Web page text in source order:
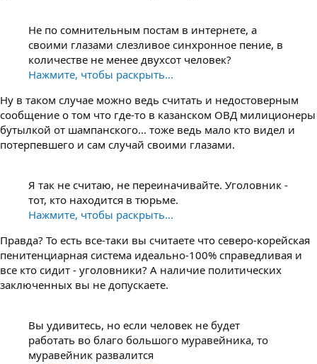
Не по сомнительным постам в интернете, а
своими глазами слезливое синхронное пение, в
количестве не менее двухсот человек?
Нажмите, чтобы раскрыть...
Ну в таком случае можно ведь считать и недостоверным
сообщение о том что где-то в казанском ОВД милиционеры
бутылкой от шампанского... тоже ведь мало кто видел и
потерпевшего и сам случай своими глазами.
Я так не считаю, не переиначивайте. Уголовник -
тот, кто находится в тюрьме.
Нажмите, чтобы раскрыть...
Правда? То есть все-таки вы считаете что северо-корейская
пенитенциарная система идеально-100% справедливая и
все кто сидит - уголовники? А наличие политических
заключенных вы не допускаете.
Вы удивитесь, но если человек не будет
работать во благо большого муравейника, то
муравейник развалится